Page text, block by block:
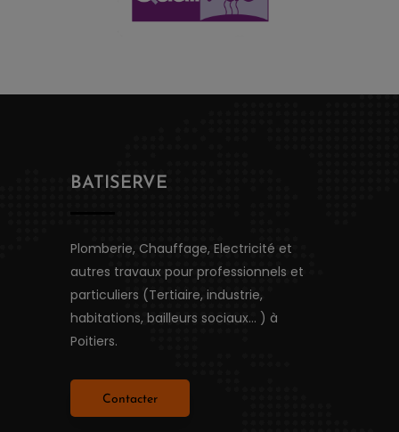
BATISERVE
Plomberie, Chauffage, Electricité et
autres travaux pour professionnels et
particuliers (Tertiaire, industrie,
habitations, bailleurs sociaux... ) à
Poitiers.
Contacter